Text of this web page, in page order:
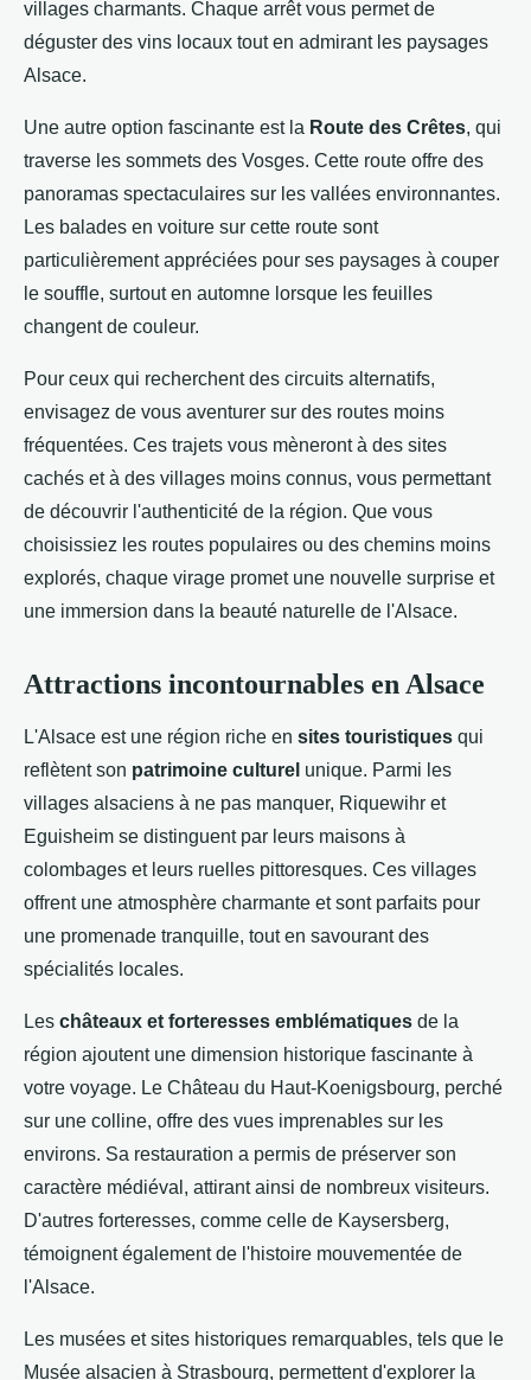
villages charmants. Chaque arrêt vous permet de
déguster des vins locaux tout en admirant les paysages
Alsace.
Une autre option fascinante est la Route des Crêtes, qui
traverse les sommets des Vosges. Cette route offre des
panoramas spectaculaires sur les vallées environnantes.
Les balades en voiture sur cette route sont
particulièrement appréciées pour ses paysages à couper
le souffle, surtout en automne lorsque les feuilles
changent de couleur.
Pour ceux qui recherchent des circuits alternatifs,
envisagez de vous aventurer sur des routes moins
fréquentées. Ces trajets vous mèneront à des sites
cachés et à des villages moins connus, vous permettant
de découvrir l'authenticité de la région. Que vous
choisissiez les routes populaires ou des chemins moins
explorés, chaque virage promet une nouvelle surprise et
une immersion dans la beauté naturelle de l'Alsace.
Attractions incontournables en Alsace
L'Alsace est une région riche en sites touristiques qui
reflètent son patrimoine culturel unique. Parmi les
villages alsaciens à ne pas manquer, Riquewihr et
Eguisheim se distinguent par leurs maisons à
colombages et leurs ruelles pittoresques. Ces villages
offrent une atmosphère charmante et sont parfaits pour
une promenade tranquille, tout en savourant des
spécialités locales.
Les châteaux et forteresses emblématiques de la
région ajoutent une dimension historique fascinante à
votre voyage. Le Château du Haut-Koenigsbourg, perché
sur une colline, offre des vues imprenables sur les
environs. Sa restauration a permis de préserver son
caractère médiéval, attirant ainsi de nombreux visiteurs.
D'autres forteresses, comme celle de Kaysersberg,
témoignent également de l'histoire mouvementée de
l'Alsace.
Les musées et sites historiques remarquables, tels que le
Musée alsacien à Strasbourg, permettent d'explorer la